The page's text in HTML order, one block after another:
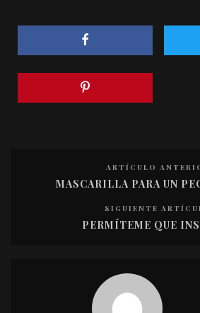
ARTÍCULO
MASCARILLA PARA UN
SIGUIENTE
PERMÍTEME QUE